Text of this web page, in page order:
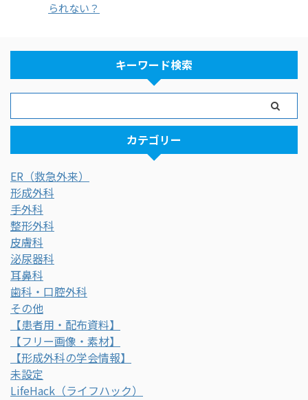
られない？
キーワード検索
カテゴリー
ER（救急外来）
形成外科
手外科
整形外科
皮膚科
泌尿器科
耳鼻科
歯科・口腔外科
その他
【患者用・配布資料】
【フリー画像・素材】
【形成外科の学会情報】
未設定
LifeHack（ライフハック）